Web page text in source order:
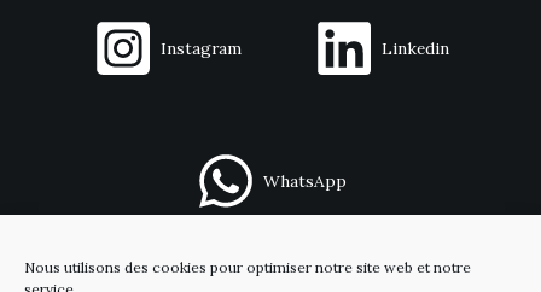
Nous utilisons des cookies pour optimiser notre site web et notre
Instagram Linkedin
WhatsApp
Contact